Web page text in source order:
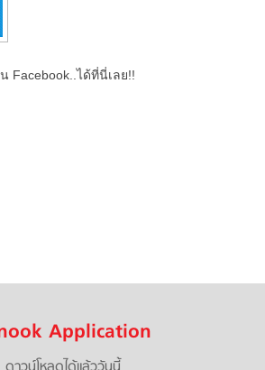
Facebook..ได้ที่นี่เลย!!
Application